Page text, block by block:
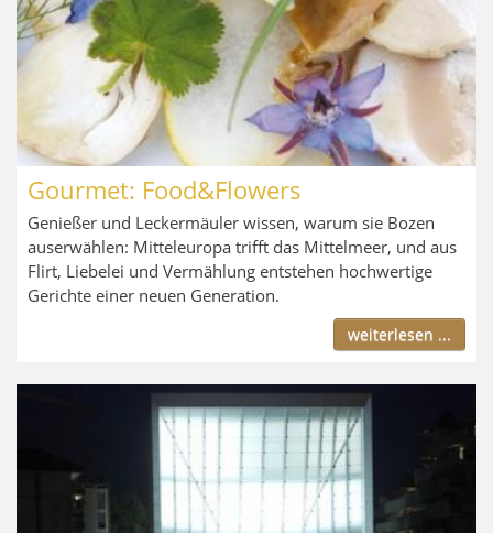
Gourmet: Food&Flowers
Genießer und Leckermäuler wissen, warum sie Bozen
auserwählen: Mitteleuropa trifft das Mittelmeer, und aus
Flirt, Liebelei und Vermählung entstehen hochwertige
Gerichte einer neuen Generation.
weiterlesen ...